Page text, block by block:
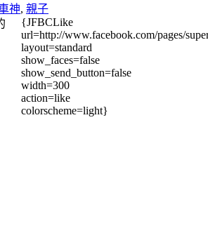
神, 親子
{JFBCLike
url=http://www.facebook.com/pages/
layout=standard
show_faces=false
show_send_button=false
width=300
action=like
colorscheme=light}